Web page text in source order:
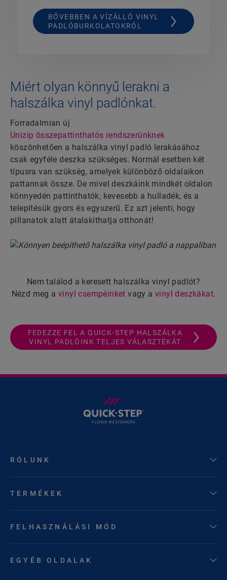
BŐVEBBEN A VÍZÁLLÓ VINYL
PADLÓBURKOLATOKRÓL
Miért olyan könnyű lerakni a
halszálka vinyl padlónkat.
Forradalmian új
Unizip összepattinthatós rendszerünknek
köszönhetően a halszálka vinyl padló lerakásához
csak egyféle deszka szükséges. Normál esetben két
típusra van szükség, amelyek különböző oldalaikon
pattannak össze. De mivel deszkáink mindkét oldalon
könnyedén pattinthatók, kevesebb a hulladék, és a
telepítésük gyors és egyszerű. Ez azt jelenti, hogy
pillanatok alatt átalakíthatja otthonát!
Nem találod a keresett halszálka vinyl padlót?
Nézd meg a vinyl csempéinket vagy a vinyl deszkákat.
FEDEZZE FEL A QUICK-STEP HALSZÁLKA
VINYL PADLÓINK TELJES VÁLASZTÉKÁT
RÓLUNK
TERMÉKEK
FELHASZNÁLÁSI MÓD
EGYÉB OLDALAK